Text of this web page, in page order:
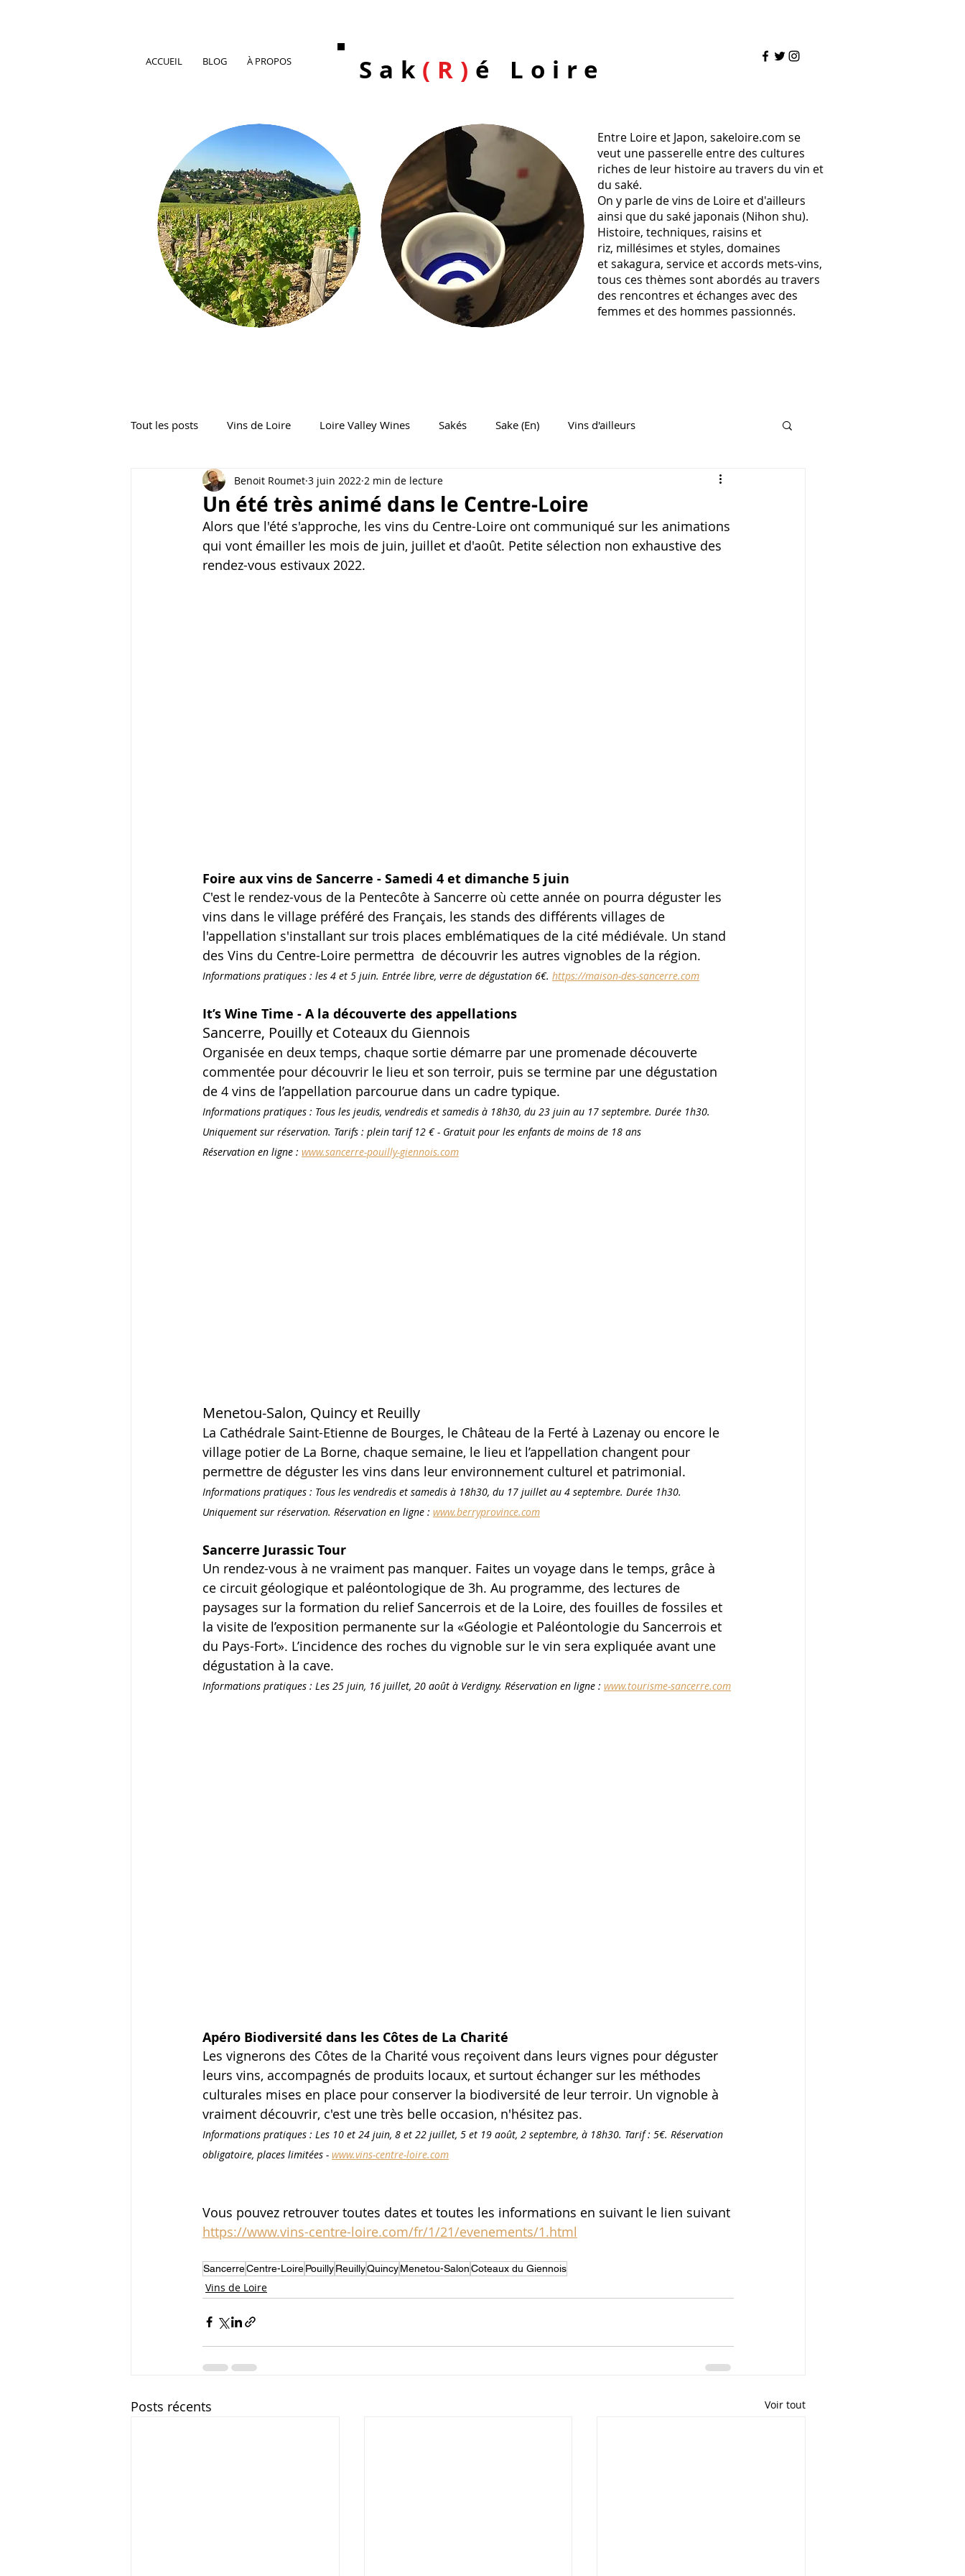
ACCUEIL BLOG À PROPOS Sak (R) é Loire
Entre Loire et Japon, sakeloire.com se
veut une passerelle entre des cultures
riches de leur histoire au travers du vin et
du saké.
On y parle de vins de Loire et d'ailleurs
ainsi que du saké japonais (Nihon shu).
Histoire, techniques, raisins et
riz, millésimes et styles, domaines
et sakagura, service et accords mets-vins,
tous ces thèmes sont abordés au travers
des rencontres et échanges avec des
femmes et des hommes passionnés.
Tout les posts Vins de Loire Loire Valley Wines Sakés Sake (En) Vins d'ailleurs
Un été très animé dans le Centre-Loire
Benoit Roumet 3 juin 2022 2 min de lecture
Alors que l'été s'approche, les vins du Centre-Loire ont communiqué sur les animations
qui vont émailler les mois de juin, juillet et d'août. Petite sélection non exhaustive des
rendez-vous estivaux 2022.
Foire aux vins de Sancerre - Samedi 4 et dimanche 5 juin
C'est le rendez-vous de la Pentecôte à Sancerre où cette année on pourra déguster les
vins dans le village préféré des Français, les stands des différents villages de
l'appellation s'installant sur trois places emblématiques de la cité médiévale. Un stand
des Vins du Centre-Loire permettra  de découvrir les autres vignobles de la région.
Informations pratiques : les 4 et 5 juin. Entrée libre, verre de dégustation 6€. https://maison-des-sancerre.com
It’s Wine Time - A la découverte des appellations
Sancerre, Pouilly et Coteaux du Giennois
Organisée en deux temps, chaque sortie démarre par une promenade découverte
commentée pour découvrir le lieu et son terroir, puis se termine par une dégustation
de 4 vins de l’appellation parcourue dans un cadre typique.
Informations pratiques : Tous les jeudis, vendredis et samedis à 18h30, du 23 juin au 17 septembre. Durée 1h30.
Uniquement sur réservation. Tarifs : plein tarif 12 € - Gratuit pour les enfants de moins de 18 ans
Réservation en ligne : www.sancerre-pouilly-giennois.com
Menetou-Salon, Quincy et Reuilly
La Cathédrale Saint-Etienne de Bourges, le Château de la Ferté à Lazenay ou encore le
village potier de La Borne, chaque semaine, le lieu et l’appellation changent pour
permettre de déguster les vins dans leur environnement culturel et patrimonial.
Informations pratiques : Tous les vendredis et samedis à 18h30, du 17 juillet au 4 septembre. Durée 1h30.
Uniquement sur réservation. Réservation en ligne : www.berryprovince.com
Sancerre Jurassic Tour
Un rendez-vous à ne vraiment pas manquer. Faites un voyage dans le temps, grâce à
ce circuit géologique et paléontologique de 3h. Au programme, des lectures de
paysages sur la formation du relief Sancerrois et de la Loire, des fouilles de fossiles et
la visite de l’exposition permanente sur la «Géologie et Paléontologie du Sancerrois et
du Pays-Fort». L’incidence des roches du vignoble sur le vin sera expliquée avant une
dégustation à la cave.
Informations pratiques : Les 25 juin, 16 juillet, 20 août à Verdigny. Réservation en ligne : www.tourisme-sancerre.com
Apéro Biodiversité dans les Côtes de La Charité
Les vignerons des Côtes de la Charité vous reçoivent dans leurs vignes pour déguster
leurs vins, accompagnés de produits locaux, et surtout échanger sur les méthodes
culturales mises en place pour conserver la biodiversité de leur terroir. Un vignoble à
vraiment découvrir, c'est une très belle occasion, n'hésitez pas.
Informations pratiques : Les 10 et 24 juin, 8 et 22 juillet, 5 et 19 août, 2 septembre, à 18h30. Tarif : 5€. Réservation
obligatoire, places limitées - www.vins-centre-loire.com
Vous pouvez retrouver toutes dates et toutes les informations en suivant le lien suivant
https://www.vins-centre-loire.com/fr/1/21/evenements/1.html
SancerreCentre-LoirePouillyReuillyQuincyMenetou-SalonCoteaux du Giennois
Vins de Loire
Posts récents Voir tout